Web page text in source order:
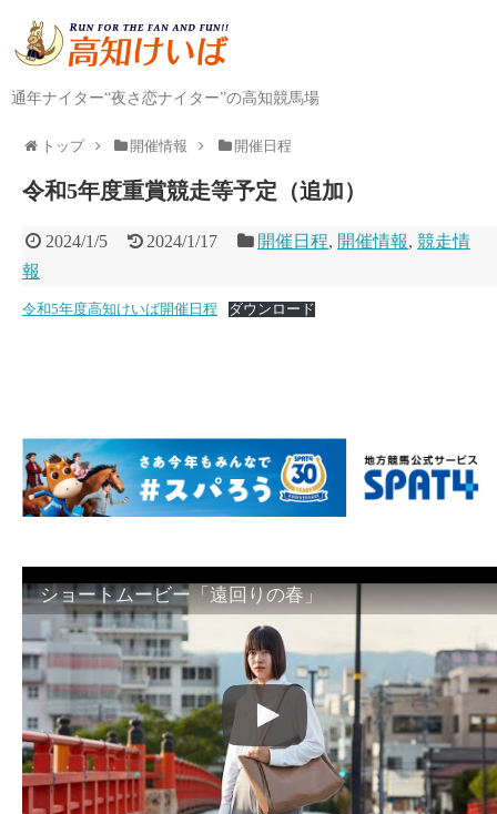
通年ナイター“夜さ恋ナイター”の高知競馬場
トップ 開催情報 開催日程
令和5年度重賞競走等予定（追加）
2024/1/5 2024/1/17 開催日程, 開催情報,競走情
報
令和5年度高知けいば開催日程 ダウンロード
ショートムービー「遠回りの春」